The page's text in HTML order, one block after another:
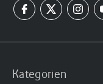
Kategorien